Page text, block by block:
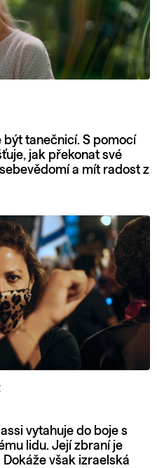
tanečnicí. S pomocí
jak překonat své
a mít radost z
vytahuje do boje s
lidu. Její zbraní je
však izraelská